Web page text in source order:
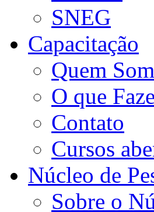
SNEG
Capacitação
Quem
O que
Contato
Cursos
Núcleo de
Sobre o